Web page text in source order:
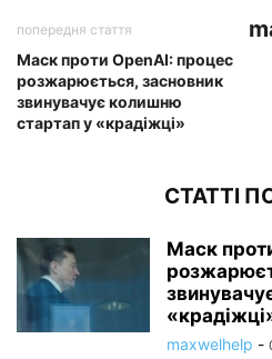
попередня стаття
Маск проти OpenAI: процес
розжарюється, засновник
звинувачує колишню
стартап у «крадіжці»
СТАТТІ
Маск
maxwelhelp -